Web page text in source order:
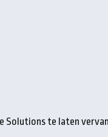
Solutions te laten